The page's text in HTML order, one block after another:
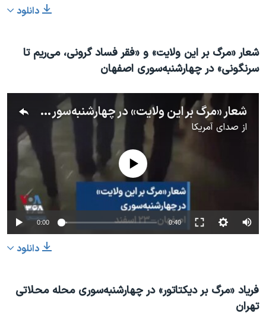
دانلود
شعار «مرگ بر این ولایت» و «فقر فساد گرونی، می‌ریم تا
سرنگونی» در چهارشنبه‌سوری اصفهان
شعار «مرگ بر این ولایت» در چهارشنبه‌سوری اصفهان – ۲۳ اسفند
از صدای آمریکا
No media source currently available
0:00 0:40
دانلود
فریاد «مرگ بر دیکتاتور» در چهارشنبه‌سوری محله محلاتی
تهران